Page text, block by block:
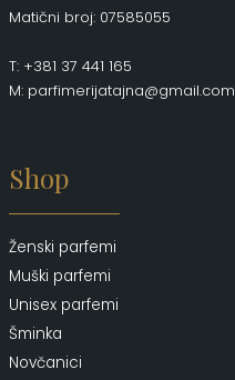
Matični broj: 07585055
T: +381 37 441 165
M: parfimerijatajna@gmail.com
Shop
Ženski parfemi
Muški parfemi
Unisex parfemi
Šminka
Novčanici